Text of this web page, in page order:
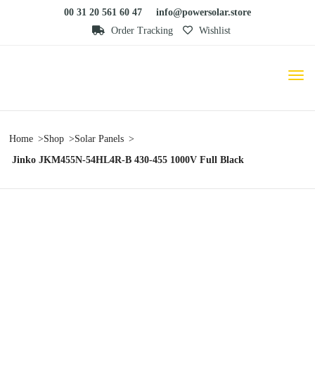
00 31 20 561 60 47
info@powersolar.store
Order Tracking
Wishlist
Home Shop
Solar Panels
Jinko JKM455N-54HL4R-B 430-455 1000V Full Black